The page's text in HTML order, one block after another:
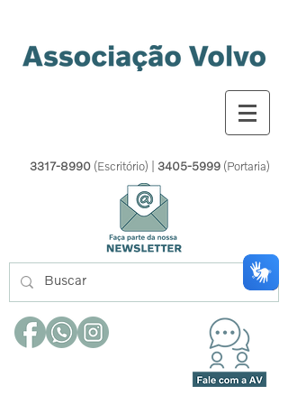
3317-8990 (Escritório) | 3405-5999(Portaria)